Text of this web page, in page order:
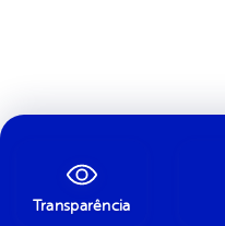
Transparência